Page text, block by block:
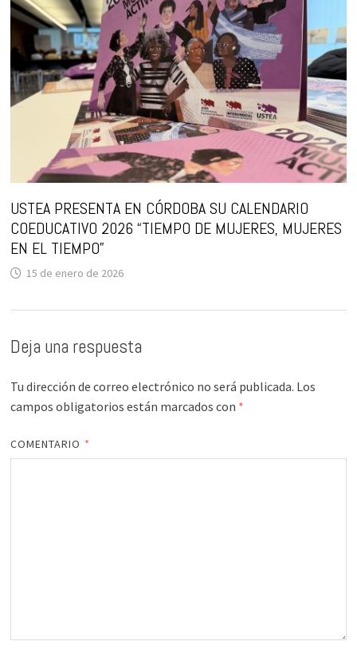
USTEA PRESENTA EN CÓRDOBA SU CALENDARIO
COEDUCATIVO 2026 “TIEMPO DE MUJERES, MUJERES
EN EL TIEMPO”
15 de enero de 2026
Deja una respuesta
Tu dirección de correo electrónico no será publicada. Los
campos obligatorios están marcados con *
COMENTARIO *